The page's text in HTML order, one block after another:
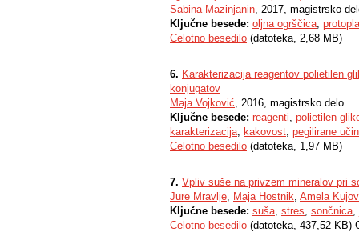
Sabina Mazinjanin, 2017, magistrsko
Ključne besede: oljna ogrščica,
Celotno besedilo (datoteka, 2,68 MB)
6. Karakterizacija reagentov polietilen
konjugatov
Maja Vojković, 2016, magistrsko delo
Ključne besede: reagenti, polietilen
karakterizacija, kakovost, pegilirane
Celotno besedilo (datoteka, 1,97 MB)
7. Vpliv suše na privzem mineralov pri
Jure Mravlje, Maja Hostnik, Amela
Ključne besede: suša, stres, sončnica,
Celotno besedilo (datoteka, 437,52 KB)